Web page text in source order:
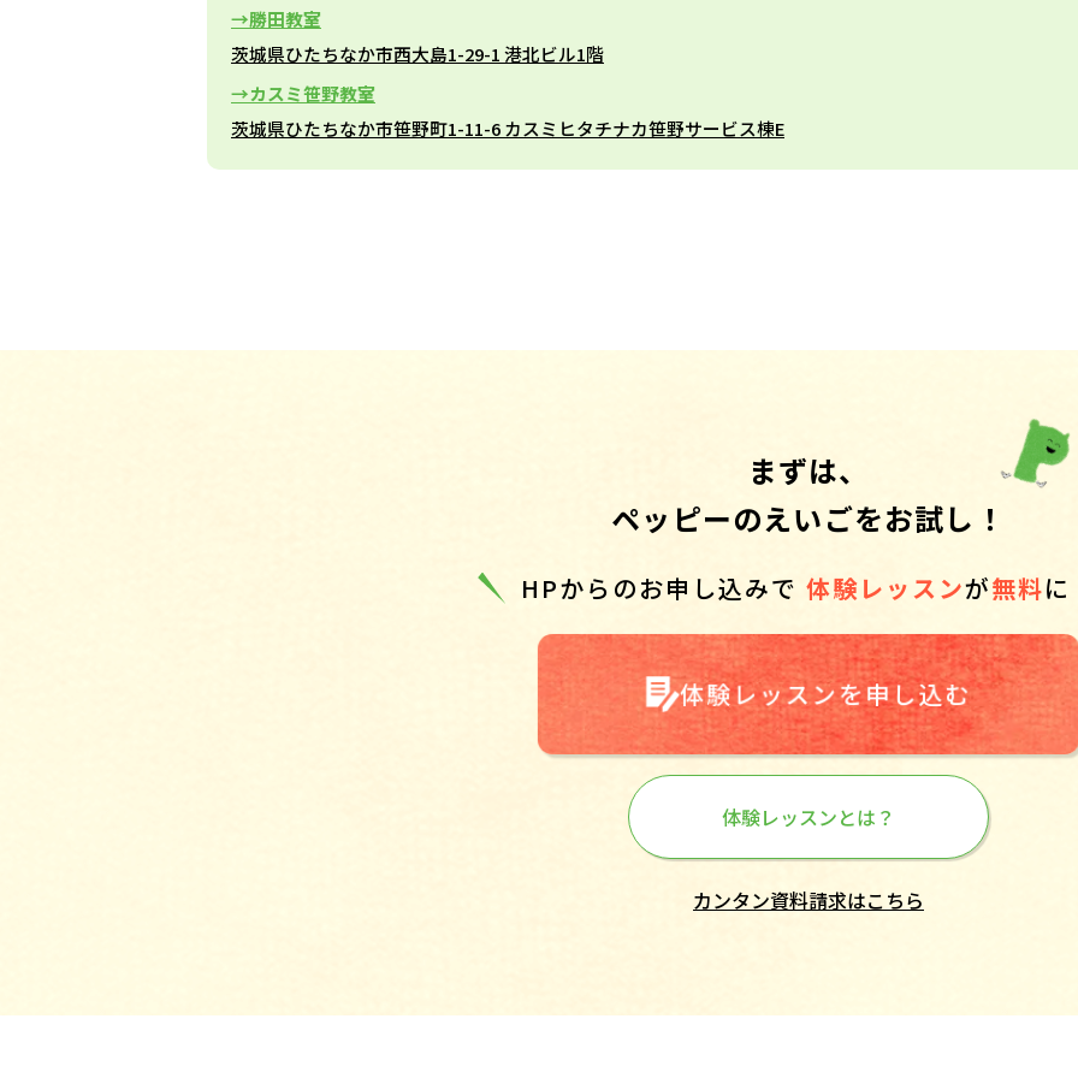
勝田教室
茨城県ひたちなか市西大島1-29-1 港北ビル1階
カスミ笹野教室
茨城県ひたちなか市笹野町1-11-6 カスミヒタチナカ笹野サービス棟E
まずは、
ペッピーのえいごをお試し！
HPからのお申し込みで 体験レッスンが無料
体験レッスンを申し込む
体験レッスンとは？
カンタン資料請求はこちら